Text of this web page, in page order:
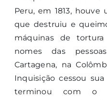
Peru, em 1813,
que destruiu e
máquinas de
nomes das
Cartagena, na
Inquisição cessou
terminou com o